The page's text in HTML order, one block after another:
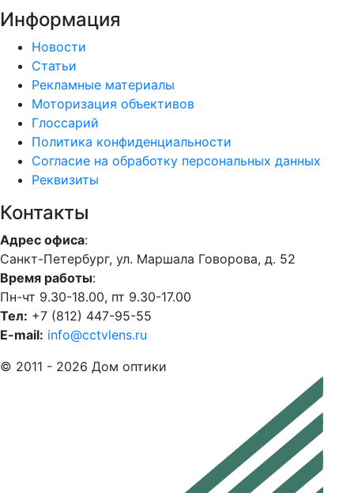
Информация
Новости
Статьи
Рекламные материалы
Моторизация объективов
Глоссарий
Политика конфиденциальности
Согласие на обработку персональных данных
Реквизиты
Контакты
Адрес офиса:
Санкт-Петербург, ул. Маршала Говорова, д. 52
Время работы:
Пн-чт 9.30-18.00, пт 9.30-17.00
Тел: +7 (812) 447-95-55
E-mail: info@cctvlens.ru
© 2011 - 2026 Дом оптики